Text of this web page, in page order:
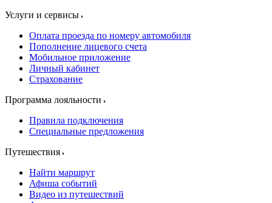
Услуги и сервисы
Оплата проезда по номеру автомобиля
Пополнение лицевого счета
Мобильное приложение
Личный кабинет
Страхование
Программа лояльности
Правила подключения
Специальные предложения
Путешествия
Найти маршрут
Афиша событий
Видео из путешествий